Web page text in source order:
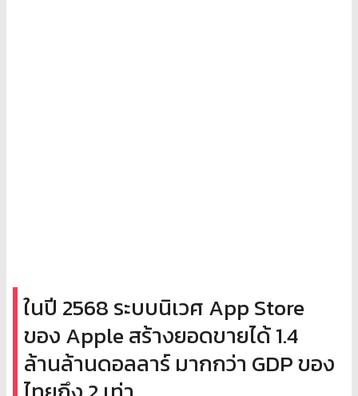
ในปี 2568 ระบบนิเวศ App Store
ของ Apple สร้างยอดขายได้ 1.4
ล้านล้านดอลลาร์ มากกว่า GDP ของ